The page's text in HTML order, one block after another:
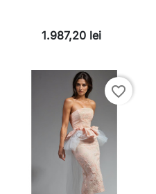
1.987,20 lei
favorite_border